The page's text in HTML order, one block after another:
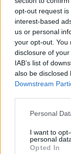
opt-out request
interest-based
us or personal
your opt-out. You
disclosure of
IAB’s list of
also be disclosed
Downstream
Personal
I want to
personal
Opted In
Lebende
Raum wunder
-
Forenfreak